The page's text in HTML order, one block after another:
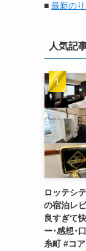
別
テ
を
探
す
■ 最新の
人気記
ロッテシ
の宿泊レ
良すぎて
ー･感想･
糸町 #コ